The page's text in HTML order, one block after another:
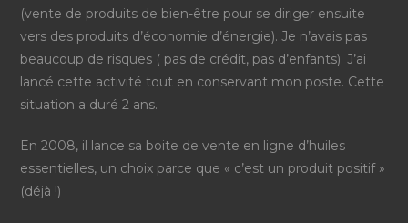
(vente de produits de bien-être pour se diriger ensuite
vers des produits d’économie d’énergie). Je n’avais pas
beaucoup de risques ( pas de crédit, pas d’enfants). J’ai
lancé cette activité tout en conservant mon poste. Cette
situation a duré 2 ans.
En 2008, il lance sa boite de vente en ligne d’huiles
essentielles, un choix parce que « c’est un produit positif »
(déjà !)